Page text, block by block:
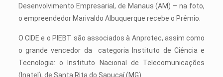
Desenvolvimento Empresarial, de Manaus (AM) – na foto,
o empreendedor Marivaldo Albuquerque recebe o Prêmio.
O CIDE e o PIEBT são associados à Anprotec, assim como
o grande vencedor da categoria Instituto de Ciência e
Tecnologia: o Instituto Nacional de Telecomunicações
(Inatel), de Santa Rita do Sapucaí (MG).